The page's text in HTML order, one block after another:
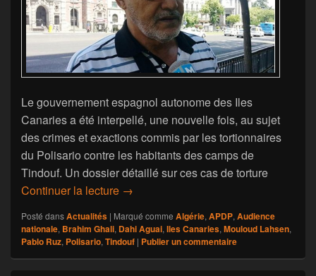
Le gouvernement espagnol autonome des Iles
Canaries a été interpellé, une nouvelle fois, au sujet
des crimes et exactions commis par les tortionnaires
du Polisario contre les habitants des camps de
Tindouf. Un dossier détaillé sur ces cas de torture
Continuer la lecture L’exécutif des Iles Canaries
→
Posté dansActualités | Marqué comme Algérie,APDP,Audience
nationale, Brahim Ghali, Dahi Aguai,Iles Canaries,Mouloud Lahsen,
Pablo Ruz, Polisario,Tindouf | Publier un commentaire